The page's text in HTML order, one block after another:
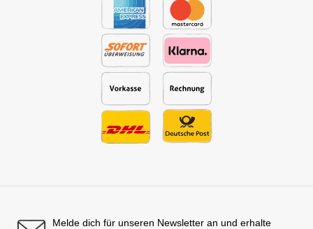
Melde dich für unseren Newsletter an und erhalte